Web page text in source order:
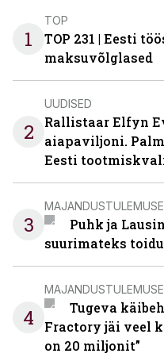
1
TOP
TOP 231 | Eesti
maksuvõlglased
2
UUDISED
Rallistaar Elfyn
aiapaviljoni.
Eesti
3
Puhk ja
suurimateks
4
Tugeva
Fractory jäi veel
on 20 miljonit”